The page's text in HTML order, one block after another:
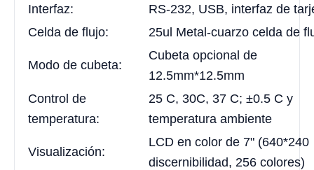
Interfaz:
RS-232, USB, interfaz de
Celda de flujo:
25ul Metal-cuarzo celda de
Modo de cubeta:
Cubeta opcional de
12.5mm*12.5mm
Control de
temperatura:
25 C, 30C, 37 C; ±0.5 C y
temperatura ambiente
Visualización:
LCD en color de 7" (640*240
discernibilidad, 256 colores)